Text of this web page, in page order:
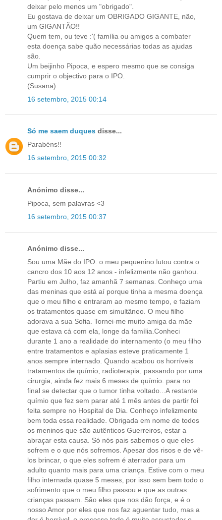
deixar pelo menos um "obrigado".
Eu gostava de deixar um OBRIGADO GIGANTE, não,
um GIGANTÃO!!
Quem tem, ou teve :'( família ou amigos a combater
esta doença sabe quão necessárias todas as ajudas
são.
Um beijinho Pipoca, e espero mesmo que se consiga
cumprir o objectivo para o IPO.
(Susana)
16 setembro, 2015 00:14
Só me saem duques disse...
Parabéns!!
16 setembro, 2015 00:32
Anónimo disse...
Pipoca, sem palavras <3
16 setembro, 2015 00:37
Anónimo disse...
Sou uma Mãe do IPO: o meu pequenino lutou contra o
cancro dos 10 aos 12 anos - infelizmente não ganhou.
Partiu em Julho, faz amanhã 7 semanas. Conheço uma
das meninas que está aí porque tinha a mesma doença
que o meu filho e entraram ao mesmo tempo, e faziam
os tratamentos quase em simultâneo. O meu filho
adorava a sua Sofia. Tornei-me muito amiga da mãe
que estava cá com ela, longe da família.Conheci
durante 1 ano a realidade do internamento (o meu filho
entre tratamentos e aplasias esteve praticamente 1
anos sempre internado. Quando acabou os horríveis
tratamentos de químio, radioterapia, passando por uma
cirurgia, ainda fez mais 6 meses de químio. para no
final se detectar que o tumor tinha voltado...A restante
químio que fez sem parar até 1 mês antes de partir foi
feita sempre no Hospital de Dia. Conheço infelizmente
bem toda essa realidade. Obrigada em nome de todos
os meninos que são autênticos Guerreiros, estar a
abraçar esta causa. Só nós pais sabemos o que eles
sofrem e o que nós sofremos. Apesar dos risos e de vê-
los brincar, o que eles sofrem é aterrador para um
adulto quanto mais para uma criança. Estive com o meu
filho internada quase 5 meses, por isso sem bem todo o
sofrimento que o meu filho passou e que as outras
crianças passam. São eles que nos dão força, e é o
nosso Amor por eles que nos faz aguentar tudo, mas a